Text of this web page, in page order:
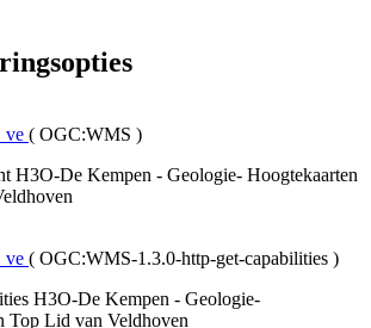
( OGC:WMS )
H3O-De Kempen - Geologie- Hoogtekaarten
( OGC:WMS-1.3.0-http-get-capabilities )
H3O-De Kempen - Geologie-
Top Lid van Veldhoven